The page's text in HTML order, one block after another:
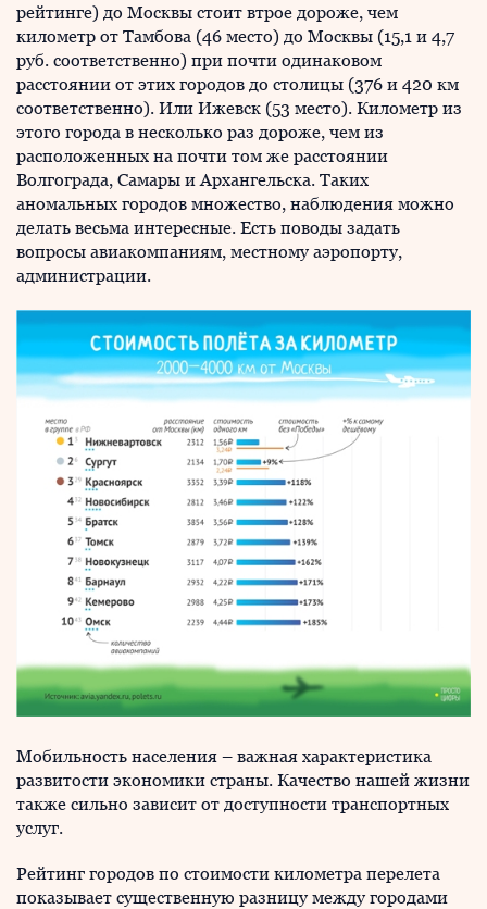
рейтинге) до Москвы стоит втрое дороже, чем
километр от Тамбова (46 место) до Москвы (15,1 и 4,7
руб. соответственно) при почти одинаковом
расстоянии от этих городов до столицы (376 и 420 км
соответственно). Или Ижевск (53 место). Километр из
этого города в несколько раз дороже, чем из
расположенных на почти том же расстоянии
Волгограда, Самары и Архангельска. Таких
аномальных городов множество, наблюдения можно
делать весьма интересные. Есть поводы задать
вопросы авиакомпаниям, местному аэропорту,
администрации.
Мобильность населения – важная характеристика
развитости экономики страны. Качество нашей жизни
также сильно зависит от доступности транспортных
услуг.
Рейтинг городов по стоимости километра перелета
показывает существенную разницу между городами